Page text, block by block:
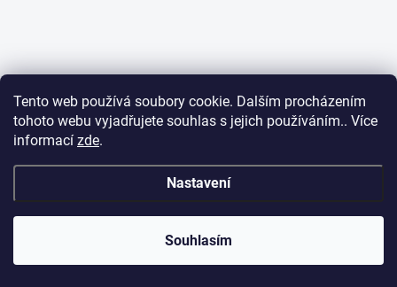
Tento web používá soubory cookie. Dalším procházením
tohoto webu vyjadřujete souhlas s jejich používáním.. Více
informací zde.
Nastavení
Souhlasím